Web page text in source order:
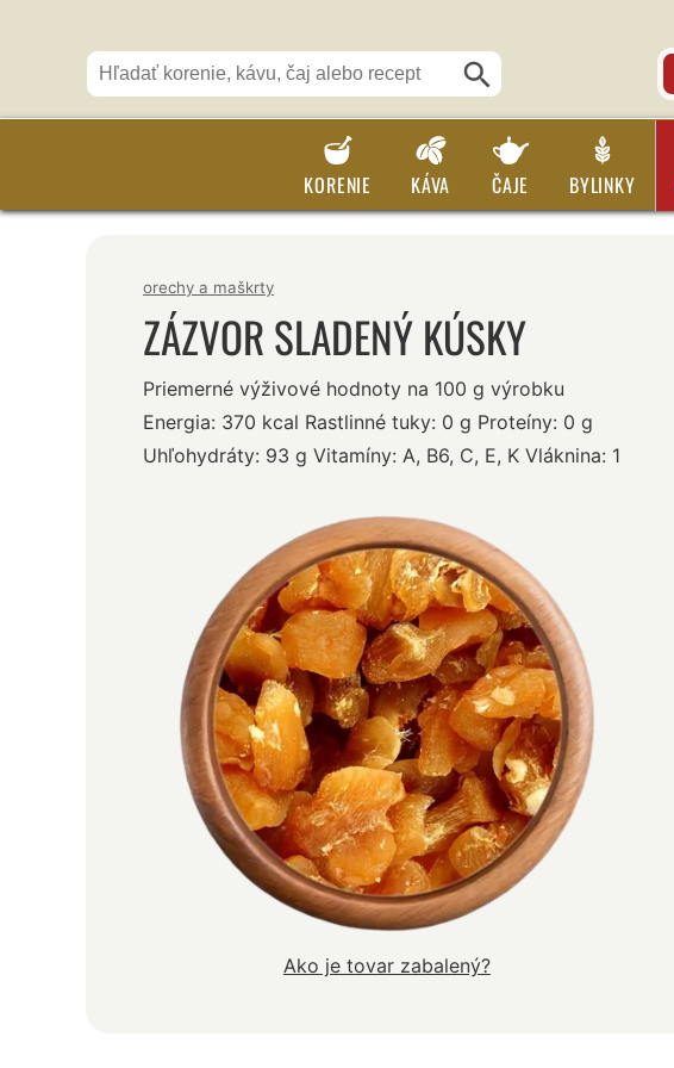
KORENIE KÁVA ČAJE BYLINKY
orechy a maškrty
ZÁZVOR SLADENÝ KÚSKY
Priemerné výživové hodnoty na 100 g výrobku
Energia: 370 kcal Rastlinné tuky: 0 g Proteíny: 0 g
Uhľohydráty: 93 g Vitamíny: A, B6, C, E, K Vláknina: 1
Ako je tovar zabalený?